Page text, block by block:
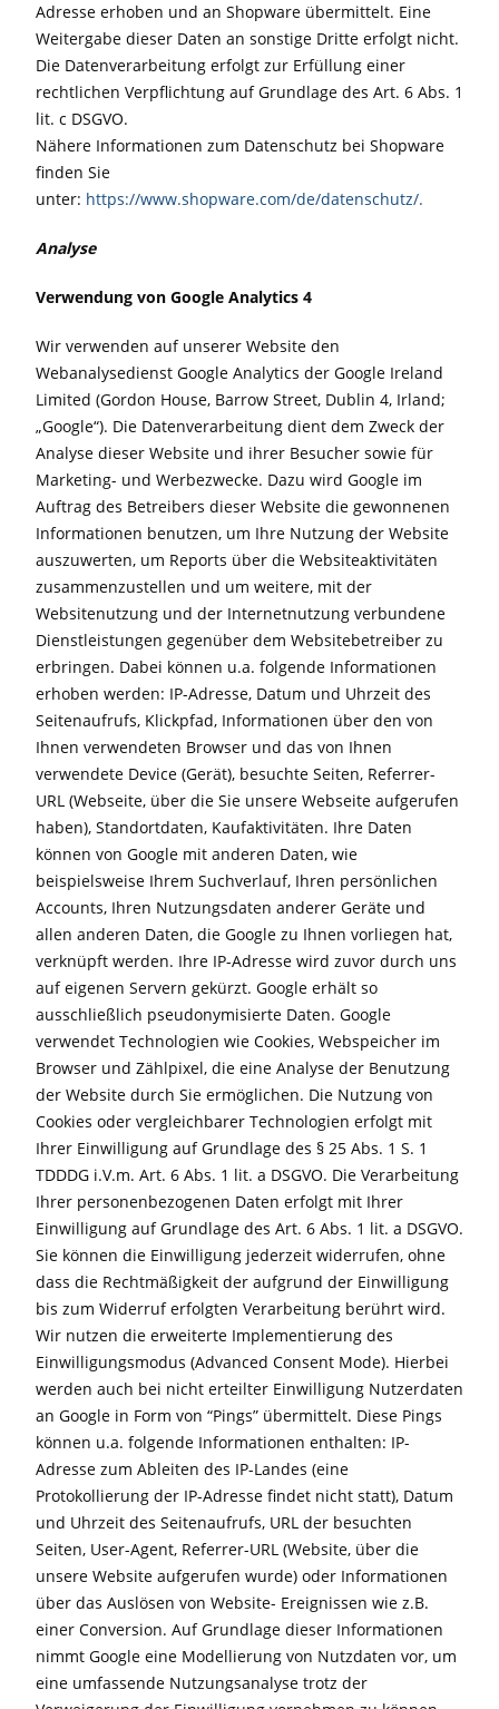
Adresse erhoben und an Shopware übermittelt. Eine
Weitergabe dieser Daten an sonstige Dritte erfolgt nicht.
Die Datenverarbeitung erfolgt zur Erfüllung einer
rechtlichen Verpflichtung auf Grundlage des Art. 6 Abs. 1
lit. c DSGVO.
Nähere Informationen zum Datenschutz bei Shopware
finden Sie
unter: https://www.shopware.com/de/datenschutz/.
Analyse
Verwendung von Google Analytics 4
Wir verwenden auf unserer Website den
Webanalysedienst Google Analytics der Google Ireland
Limited (Gordon House, Barrow Street, Dublin 4, Irland;
„Google“). Die Datenverarbeitung dient dem Zweck der
Analyse dieser Website und ihrer Besucher sowie für
Marketing- und Werbezwecke. Dazu wird Google im
Auftrag des Betreibers dieser Website die gewonnenen
Informationen benutzen, um Ihre Nutzung der Website
auszuwerten, um Reports über die Websiteaktivitäten
zusammenzustellen und um weitere, mit der
Websitenutzung und der Internetnutzung verbundene
Dienstleistungen gegenüber dem Websitebetreiber zu
erbringen. Dabei können u.a. folgende Informationen
erhoben werden: IP-Adresse, Datum und Uhrzeit des
Seitenaufrufs, Klickpfad, Informationen über den von
Ihnen verwendeten Browser und das von Ihnen
verwendete Device (Gerät), besuchte Seiten, Referrer-
URL (Webseite, über die Sie unsere Webseite aufgerufen
haben), Standortdaten, Kaufaktivitäten. Ihre Daten
können von Google mit anderen Daten, wie
beispielsweise Ihrem Suchverlauf, Ihren persönlichen
Accounts, Ihren Nutzungsdaten anderer Geräte und
allen anderen Daten, die Google zu Ihnen vorliegen hat,
verknüpft werden. Ihre IP-Adresse wird zuvor durch uns
auf eigenen Servern gekürzt. Google erhält so
ausschließlich pseudonymisierte Daten. Google
verwendet Technologien wie Cookies, Webspeicher im
Browser und Zählpixel, die eine Analyse der Benutzung
der Website durch Sie ermöglichen. Die Nutzung von
Cookies oder vergleichbarer Technologien erfolgt mit
Ihrer Einwilligung auf Grundlage des § 25 Abs. 1 S. 1
TDDDG i.V.m. Art. 6 Abs. 1 lit. a DSGVO. Die Verarbeitung
Ihrer personenbezogenen Daten erfolgt mit Ihrer
Einwilligung auf Grundlage des Art. 6 Abs. 1 lit. a DSGVO.
Sie können die Einwilligung jederzeit widerrufen, ohne
dass die Rechtmäßigkeit der aufgrund der Einwilligung
bis zum Widerruf erfolgten Verarbeitung berührt wird.
Wir nutzen die erweiterte Implementierung des
Einwilligungsmodus (Advanced Consent Mode). Hierbei
werden auch bei nicht erteilter Einwilligung Nutzerdaten
an Google in Form von “Pings” übermittelt. Diese Pings
können u.a. folgende Informationen enthalten: IP-
Adresse zum Ableiten des IP-Landes (eine
Protokollierung der IP-Adresse findet nicht statt), Datum
und Uhrzeit des Seitenaufrufs, URL der besuchten
Seiten, User-Agent, Referrer-URL (Website, über die
unsere Website aufgerufen wurde) oder Informationen
über das Auslösen von Website- Ereignissen wie z.B.
einer Conversion. Auf Grundlage dieser Informationen
nimmt Google eine Modellierung von Nutzdaten vor, um
eine umfassende Nutzungsanalyse trotz der